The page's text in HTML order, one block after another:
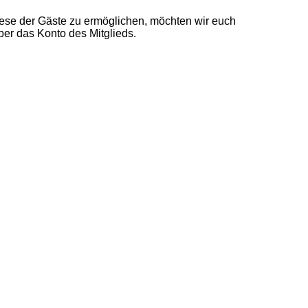
der Gäste zu ermöglichen, möchten wir euch
das Konto des Mitglieds.